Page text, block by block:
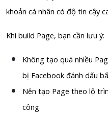
khoản cá nhân có độ tin cậy
Khi build Page, bạn cần lưu ý:
Không tạo quá nhiều
bị Facebook đánh dấu
Nên tạo Page theo lộ
công